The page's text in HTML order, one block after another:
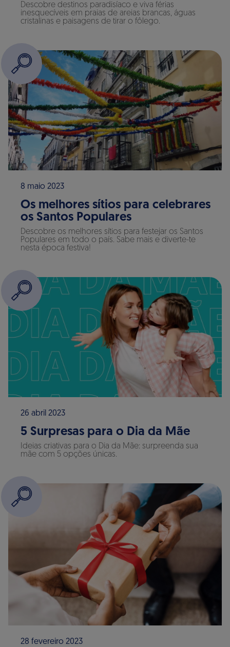
Descobre destinos paradisíaco e viva férias
inesquecíveis em praias de areias brancas, águas
cristalinas e paisagens de tirar o fôlego.
8 maio 2023
Os melhores sítios para celebrares
os Santos Populares
Descobre os melhores sítios para festejar os Santos
Populares em todo o país. Sabe mais e diverte-te
nesta época festiva!
26 abril 2023
5 Surpresas para o Dia da Mãe
Ideias criativas para o Dia da Mãe: surpreenda sua
mãe com 5 opções únicas.
28 fevereiro 2023